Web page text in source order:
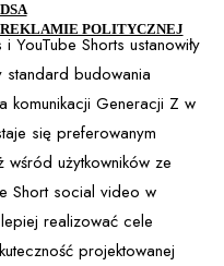
POLITYCZNEJ
Shorts ustanowiły
standard budowania
komunikacji Generacji Z w
się preferowanym
wśród użytkowników ze
Short social video w
realizować cele
projektowanej